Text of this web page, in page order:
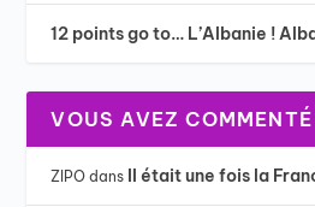
12 points go to… L’Albanie !
VOUS AVEZ
ZIPO dans Il était une fois la